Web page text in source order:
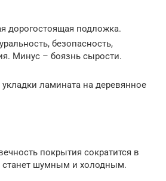
дорогостоящая подложка.
безопасность,
Минус – боязнь сырости.
укладки ламината на деревянное
покрытия сократится в
станет шумным и холодным.